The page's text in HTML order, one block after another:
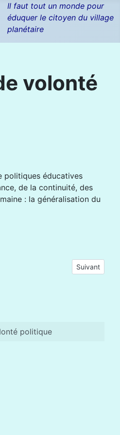
Il faut tout un monde pour
éduquer le citoyen du village
planétaire
volonté
politiques éducatives
de la continuité, des
: la généralisation du
Article
Suivant
politique